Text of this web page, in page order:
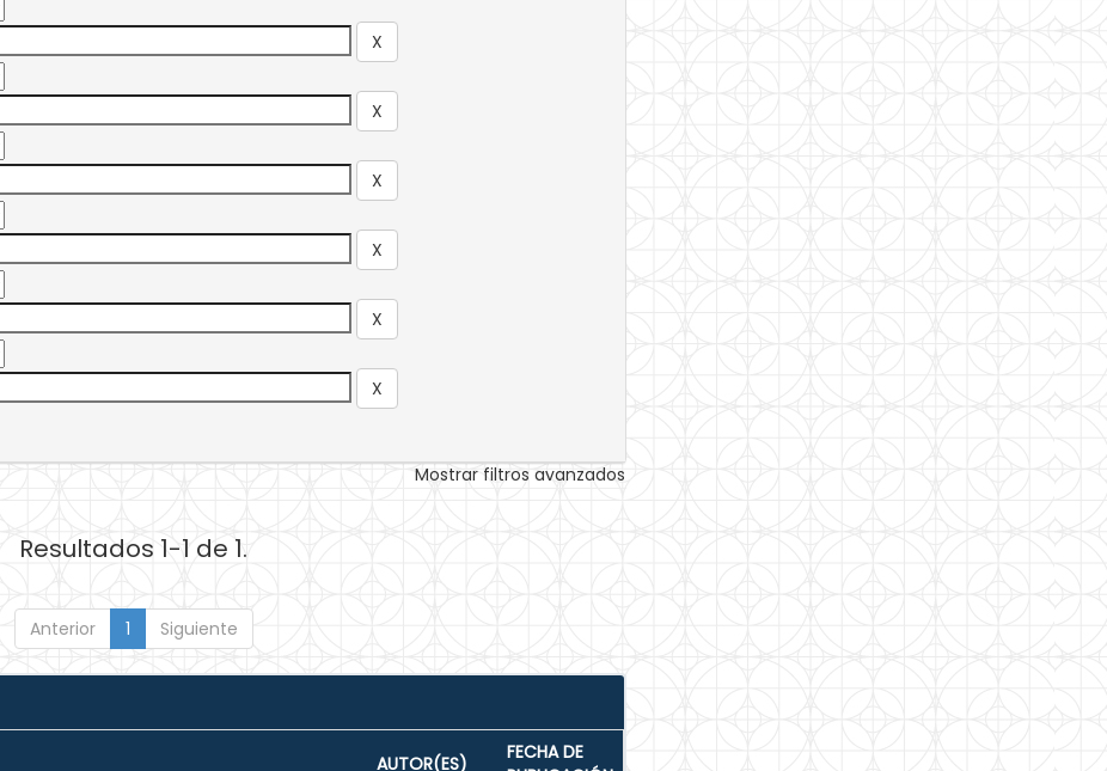
Mostrar filtros avanzados
Resultados 1-1 de 1.
Anterior 1 Siguiente
AUTOR(ES)
FECHA DE